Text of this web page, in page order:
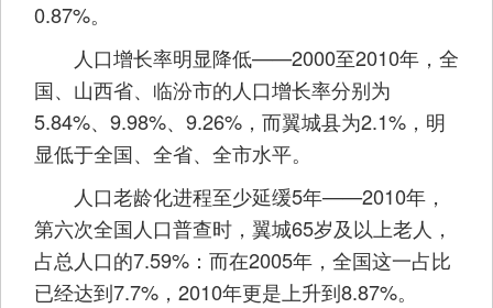
0.87%。
人口增长率明显降低——2000至2010年，全
国、山西省、临汾市的人口增长率分别为
5.84%、9.98%、9.26%，而翼城县为2.1%，明
显低于全国、全省、全市水平。
人口老龄化进程至少延缓5年——2010年，
第六次全国人口普查时，翼城65岁及以上老人，
占总人口的7.59%：而在2005年，全国这一占比
已经达到7.7%，2010年更是上升到8.87%。